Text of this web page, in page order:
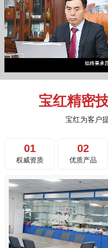
宝红精密
宝红为客户
01
权威资质
02
优质产品